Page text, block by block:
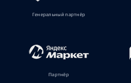
Генеральный партнёр
Партнёр